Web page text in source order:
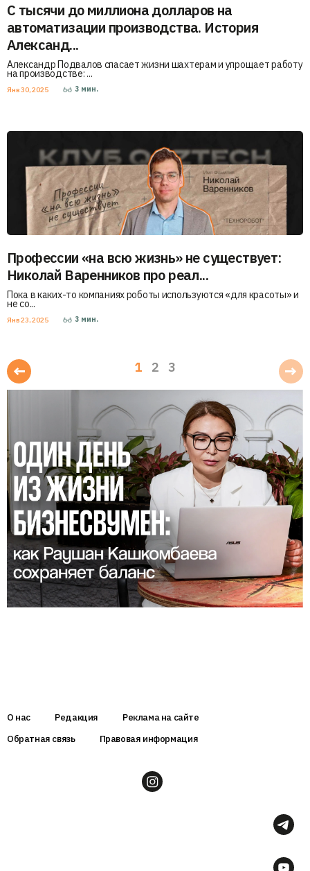
С тысячи до миллиона долларов на
автоматизации производства. История
Александ...
Александр Подвалов спасает жизни шахтерам и упрощает работу
на производстве: ...
Янв 30, 2025 3 мин.
Профессии «на всю жизнь» не существует:
Николай Варенников про реал...
Пока в каких-то компаниях роботы используются «для красоты» и
не со...
Янв 23, 2025 3 мин.
1 2 3
О нас Редакция
Реклама на сайте
Обратная связь
Правовая информация